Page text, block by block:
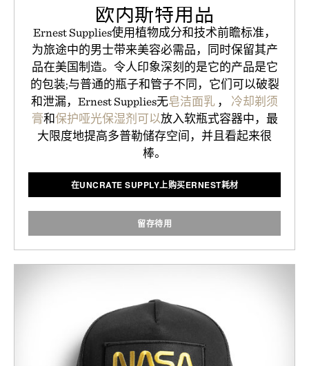
欧内斯特用品
Ernest Supplies使用植物成分和技术前瞻标准，
为旅途中的男士带来美容必需品，同时保留其产
品在美国制造。令人印象深刻的是它的产品是它
的包装;与普通的瓶子和管子不同，它们可以破裂
和泄漏，Ernest Supplies无皂洁面乳 ， 冷却剃须
膏和保护哑光保湿剂可以放入软瓶式容器中，最
大限度地提高多普勒储存空间，并且看起来很
棒。
在UNCRATE SUPPLY上购买ERNEST耗材
留存待用